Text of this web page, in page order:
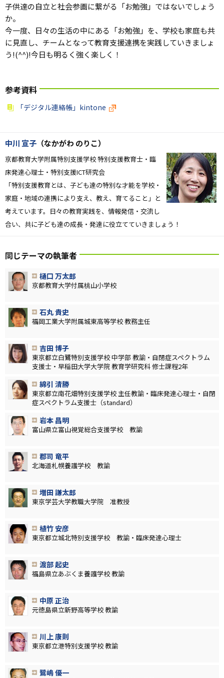
子供達の自立と社会参画に繋がる「お勉強」ではないでしょう
か。
今一度、日々の生活の中にある「お勉強」を、学校も家庭も共
に見直し、チームとなって教育支援連携を実践していきましょ
う!(^^)!今日も明るく強く楽しく！
参考資料
「デジタル連絡帳」kintone
中川 宣子 （なかがわ のりこ）
京都教育大学附属特別支援学校 特別支援教育士・臨
床発達心理士 ・特別支援ICT研究会
「特別支援教育とは、子ども達の特別な才能を学校・
家庭・地域の連携により支え、教え、育てること」と
考えています。日々の教育実践を、情報発信・交流し
合い、共に子ども達の成長・発達に役立てていきましょう！
同じテーマの執筆者
樋口 万太郎
京都教育大学付属桃山小学校
石丸 貴史
福岡工業大学附属城東高等学校 教務主任
吉田 博子
東京都立白鷺特別支援学校 中学部 教諭・自閉症スペクトラム
支援士・早稲田大学大学院 教育学研究科 修士課程2年
綿引 清勝
東京都立南花畑特別支援学校 主任教諭・臨床発達心理士・自閉
症スペクトラム支援士（standard）
岩本 昌明
富山県立富山視覚総合支援学校 教諭
郡司 竜平
北海道札幌養護学校 教諭
増田 謙太郎
東京学芸大学教職大学院 准教授
植竹 安彦
東京都立城北特別支援学校 教諭・臨床発達心理士
渡部 起史
福島県立あぶくま養護学校 教諭
中原 正治
元徳島県立新野高等学校 教諭
川上 康則
東京都立港特別支援学校 教諭
鷺嶋 優一